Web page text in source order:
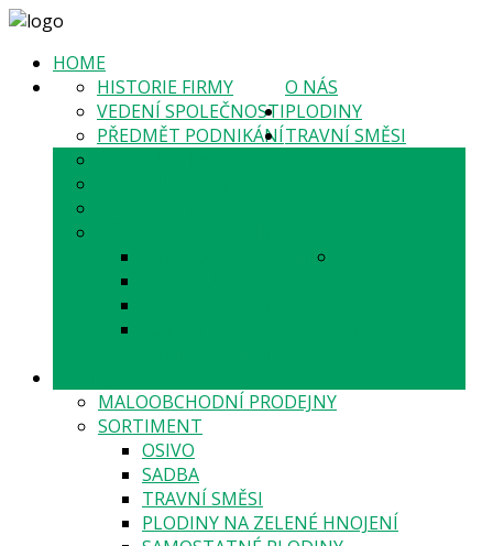
HOME
O NÁS
HISTORIE FIRMY
VEDENÍ SPOLEČNOSTI
PŘEDMĚT PODNIKÁNÍ
PLODINY
TRAVNÍ SMĚSI
ZAKLÁDÁNÍ TRÁVNÍKŮ
MALOOBCHODNÍ PRODEJNY
SORTIMENT
OSIVO
SADBA
TRAVNÍ SMĚSI
PLODINY NA ZELENÉ HNOJENÍ